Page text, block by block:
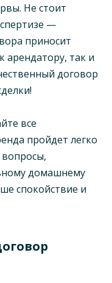
Не стоит
—
приносит
арендатору, так и
договор
все
пройдет легко
вопросы,
домашнему
спокойствие и